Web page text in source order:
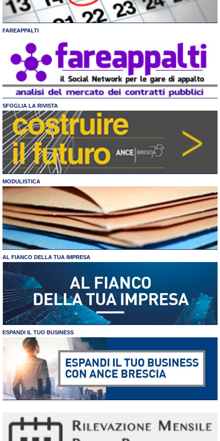
FAREAPPALTI
SFOGLIA LA RIVISTA
MODULISTICA
AL FIANCO DELLA TUA IMPRESA
ESPANDI IL TUO BUSINESS